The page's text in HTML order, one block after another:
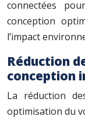
connectées
conception
l’impact
Réduction
conception
La réduction
optimisation du